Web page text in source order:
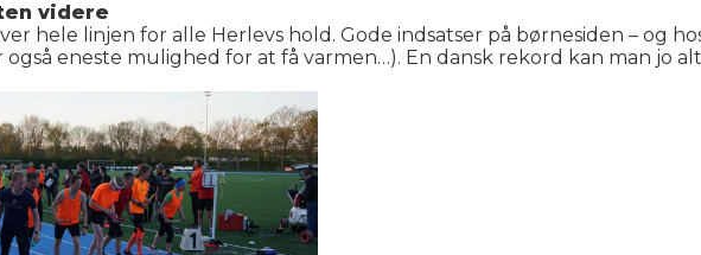
videre
hele linjen for alle Herlevs hold. Gode indsatser på børnesiden – og
eneste mulighed for at få varmen…). En dansk rekord kan man jo